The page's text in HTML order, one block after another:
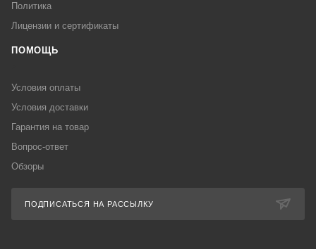
Политика
Лицензии и сертификаты
ПОМОЩЬ
Условия оплаты
Условия доставки
Гарантия на товар
Вопрос-ответ
Обзоры
ПОДПИСАТЬСЯ НА РАССЫЛКУ